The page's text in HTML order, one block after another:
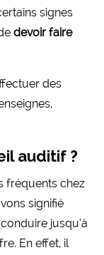
signes
devoir faire
des
auditif ?
fréquents chez
signifié
jusqu’à
En effet, il